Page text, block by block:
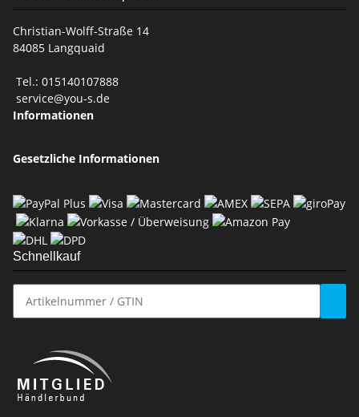
Christian-Wolff-Straße 14
84085 Langquaid
Tel.: 015140107888
service@you-s.de
Informationen
Gesetzliche Informationen
Schnellkauf